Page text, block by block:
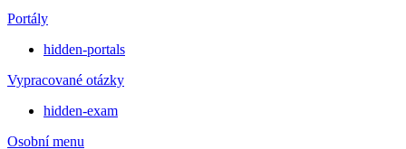
Portály
hidden-portals
Vypracované otázky
hidden-exam
Osobní menu